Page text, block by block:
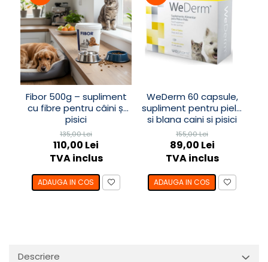
Fibor 500g – supliment
cu fibre pentru câini și
pisici
135,00 Lei
110,00 Lei
TVA inclus
ADAUGA IN COS
WeDerm 60 capsule,
supliment pentru piele
si blana caini si pisici
155,00 Lei
89,00 Lei
TVA inclus
ADAUGA IN COS
Descriere